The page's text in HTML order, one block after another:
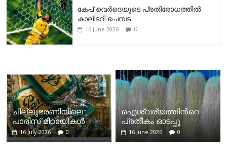
കേപ് വെര്‍ദെയുടെ പ്രതിരോധത്തില്‍
കാലിടറി ചെമ്പട
16 June 2026 0
ചില്ലുഭരണിയിലെ
പാരീസ് മിഠായികള്‍
16 July 2026 0
ഐശ്വര്യത്തിന്‍റെ
പ്രതീകം ഓടപ്പൂ
16 June 2026 0